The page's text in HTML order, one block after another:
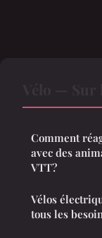
Comment
avec des
VTT?
Vélos
tous les